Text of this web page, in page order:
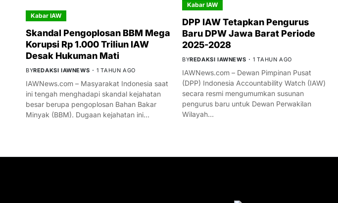
Kabar IAW
Skandal Pengoplosan BBM Mega
Korupsi Rp 1.000 Triliun IAW
Desak Hukuman Mati
BYREDAKSI IAWNEWS 1 TAHUN AGO
IAWNews.com – Masyarakat Indonesia saat
ini tengah menghadapi skandal kejahatan
besar berupa pengoplosan Bahan Bakar
Minyak (BBM). Dugaan kejahatan ini…
Kabar IAW
DPP IAW Tetapkan Pengurus
Baru DPW Jawa Barat Periode
2025-2028
BYREDAKSI IAWNEWS 1 TAHUN AGO
IAWNews.com – Dewan Pimpinan Pusat
(DPP) Indonesia Accountability Watch (IAW)
secara resmi mengumumkan susunan
pengurus baru untuk Dewan Perwakilan
Wilayah…